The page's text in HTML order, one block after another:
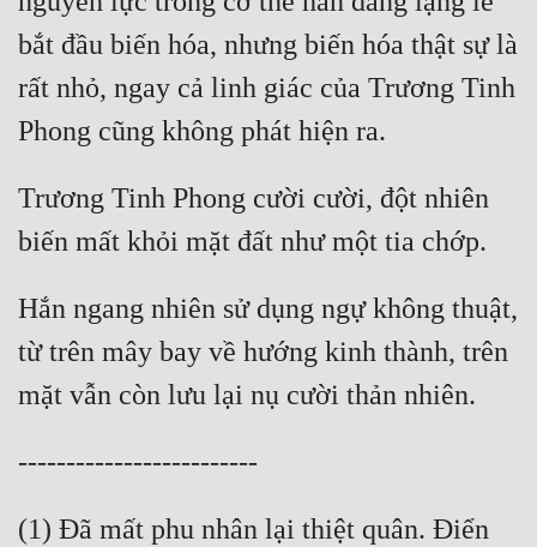
bắt đầu biến hóa, nhưng biến hóa thật sự là
rất nhỏ, ngay cả linh giác của Trương Tinh
Trương Tinh Phong cười cười, đột nhiên
Hắn ngang nhiên sử dụng ngự không thuật,
từ trên mây bay về hướng kinh thành, trên
(1) Đã mất phu nhân lại thiệt quân. Điển